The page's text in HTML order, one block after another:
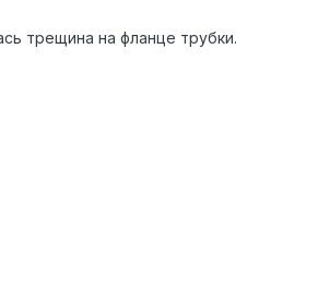
трещина на фланце трубки.